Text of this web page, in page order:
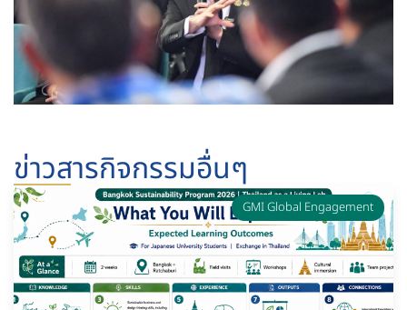
ข่าวสารกิจกรรมอื่นๆ
GMI Global Engagement